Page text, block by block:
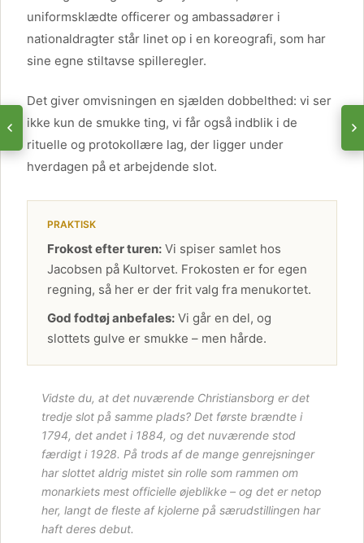
uniformsklædte officerer og ambassadører i
nationaldragter står linet op i en koreografi, som har
sine egne stiltavse spilleregler.
Det giver omvisningen en sjælden dobbelthed: vi ser
ikke kun de smukke ting, vi får også indblik i de
rituelle og protokollære lag, der ligger under
hverdagen på et arbejdende slot.
PRAKTISK
Frokost efter turen: Vi spiser samlet hos
Jacobsen på Kultorvet. Frokosten er for egen
regning, så her er der frit valg fra menukortet.
God fodtøj anbefales: Vi går en del, og
slottets gulve er smukke – men hårde.
Vidste du, at det nuværende Christiansborg er det
tredje slot på samme plads? Det første brændte i
1794, det andet i 1884, og det nuværende stod
færdigt i 1928. På trods af de mange genrejsninger
har slottet aldrig mistet sin rolle som rammen om
monarkiets mest officielle øjeblikke – og det er netop
her, langt de fleste af kjolerne på særudstillingen har
haft deres debut.